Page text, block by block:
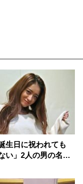
生日に祝われても
い」2人の男の名を